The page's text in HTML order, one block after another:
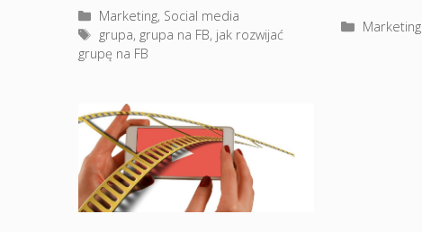
Kategorie
Marketing, Social media
Tagi
grupa, grupa na FB, jak rozwijać
grupę na FB
Kategorie
Marketing